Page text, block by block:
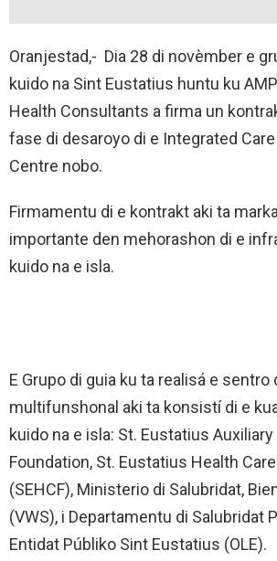
Oranjestad,- Dia 28 di novèmber e
kuido na Sint Eustatius huntu ku
Health Consultants a firma un
fase di desaroyo di e Integrated
Centre nobo.
Firmamentu di e kontrakt aki ta
importante den mehorashon di e
kuido na e isla.
E Grupo di guia ku ta realisá e sentro
multifunshonal aki ta konsistí di e
kuido na e isla: St. Eustatius
Foundation, St. Eustatius Health
(SEHCF), Ministerio di Salubridat,
(VWS), i Departamentu di Salubridat
Entidat Públiko Sint Eustatius (OLE).